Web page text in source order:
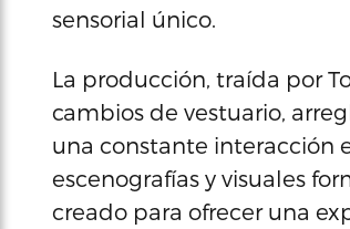
sensorial único.
La producción, traída por
cambios de vestuario,
una constante interacción
escenografías y visuales
creado para ofrecer una